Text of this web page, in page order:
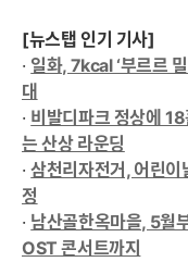
[뉴스탭 인기 기사]
· 일화, 7kcal ‘부르르
대
· 비발디파크 정상에
는 산상 라운딩
·삼천리자전거, 어린이
정
· 남산골한옥마을, 5월
OST 콘서트까지